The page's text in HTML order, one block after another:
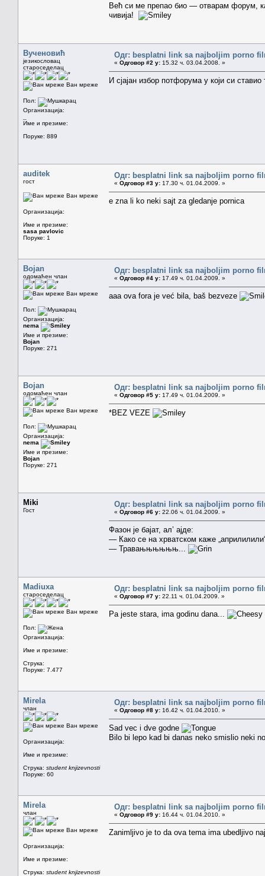
Већ си ме препао био — отварам форум,
чивија!
Вученовић
језикословац
староседелац
Ван мреже
Пол:
Организација:
Име и презиме:
Поруке: 889
Одг: besplatni link sa najboljim porno
« Одговор #2 у: 15.32 ч. 03.04.2008. »
И сјајан избор потфорума у који си
auditek
гост
Ван мреже
Организација:
Име и презиме:
sasa pavlovic
Поруке: 1
Одг: besplatni link sa najboljim porno
« Одговор #3 у: 17.30 ч. 01.04.2009. »
e zna li ko neki sajt za gledanje pornica
Bojan
одомаћен члан
Ван мреже
Пол:
Организација:
nema
Име и презиме:
Bojan
Поруке: 271
Одг: besplatni link sa najboljim porno
« Одговор #4 у: 17.49 ч. 01.04.2009. »
aaa ova fora je već bila, baš bezveze
Bojan
одомаћен члан
Ван мреже
Пол:
Организација:
nema
Име и презиме:
Bojan
Поруке: 271
Одг: besplatni link sa najboljim porno
« Одговор #5 у: 17.49 ч. 01.04.2009. »
*BEZ VEZE
Miki
Гост
Одг: besplatni link sa najboljim porno
« Одговор #6 у: 22.06 ч. 01.04.2009. »
Фазон је бајат, ал’ ајде:
— Како се на хрватском каже
— Травањњњњњњ...
Madiuxa
староседелац
Ван мреже
Пол:
Организација:
Име и презиме:
Струка:
Поруке: 7.477
Одг: besplatni link sa najboljim porno
« Одговор #7 у: 22.11 ч. 01.04.2009. »
Pa jeste stara, ima godinu dana...
Mirela
члан
Ван мреже
Организација:
Име и презиме:
Струка: student knjizevnosti
Поруке: 60
Одг: besplatni link sa najboljim porno
« Одговор #8 у: 16.42 ч. 01.04.2010. »
Sad vec i dve godne
Bilo bi lepo kad bi danas neko smislio neki
Mirela
члан
Ван мреже
Организација:
Име и презиме:
Струка: student knjizevnosti
Одг: besplatni link sa najboljim porno
« Одговор #9 у: 16.44 ч. 01.04.2010. »
Zanimljivo je to da ova tema ima ubedljivo